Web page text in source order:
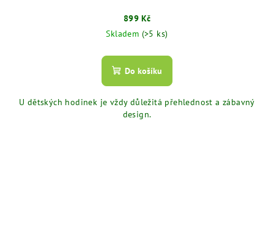
899 Kč
Skladem (>5 ks)
Do košíku
U dětských hodinek je vždy důležitá přehlednost a zábavný
design.